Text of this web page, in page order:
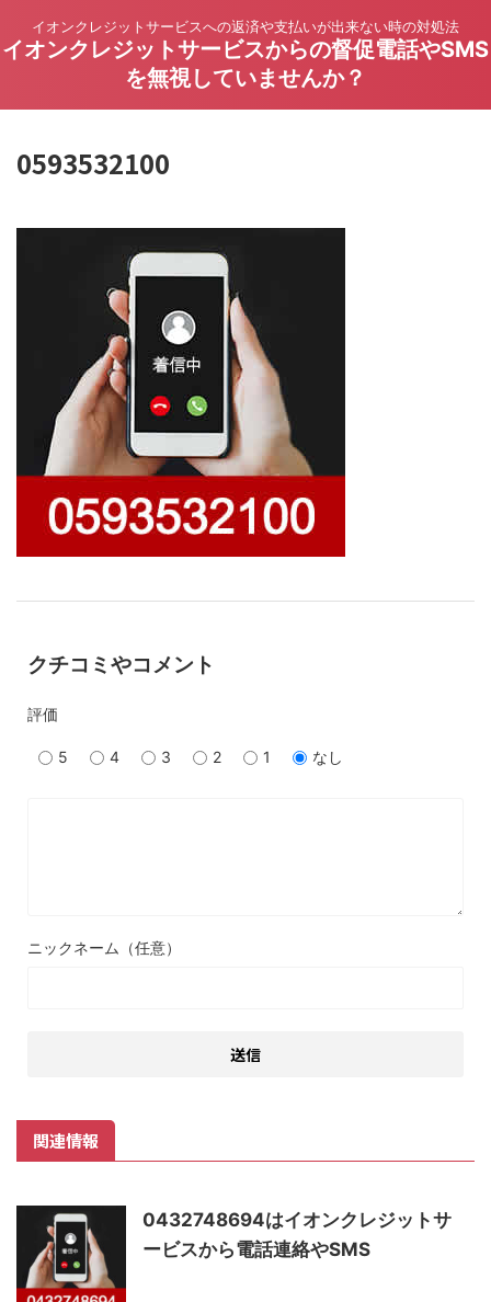
イオンクレジットサービスへの返済や支払いが出来ない時の対処法
イオンクレジットサービスからの督促電話やSMS
を無視していませんか？
0593532100
クチコミやコメント
評価
5 4 3 2 1 なし
ニックネーム（任意）
関連情報
0432748694はイオンクレジットサ
ービスから電話連絡やSMS